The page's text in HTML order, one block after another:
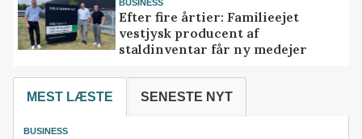
BUSINESS
Efter fire årtier: Familieejet
vestjysk producent af
staldinventar får ny medejer
MEST LÆSTE SENESTE NYT
BUSINESS